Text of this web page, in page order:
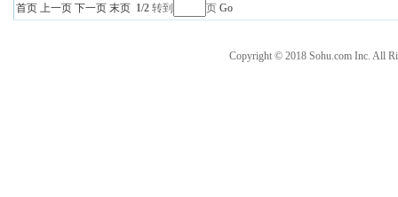
首页 上一页 下一页 末页 1/2 转到 页 Go
Copyright © 2018 Sohu.com Inc. All